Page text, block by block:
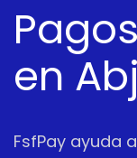
en
FsfPay ayuda